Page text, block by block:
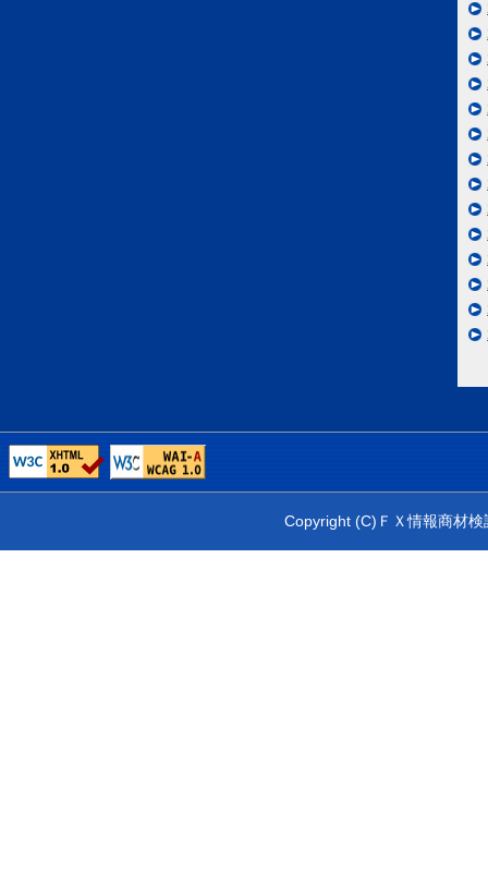
Copyright (C)ＦＸ情報商材